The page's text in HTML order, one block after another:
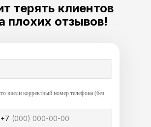
ввели корректный номер телефона (без
+7
терять клиентов
плохих отзывов!